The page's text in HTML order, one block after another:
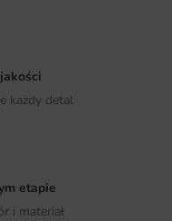
każdy detal
etapie
i materiał